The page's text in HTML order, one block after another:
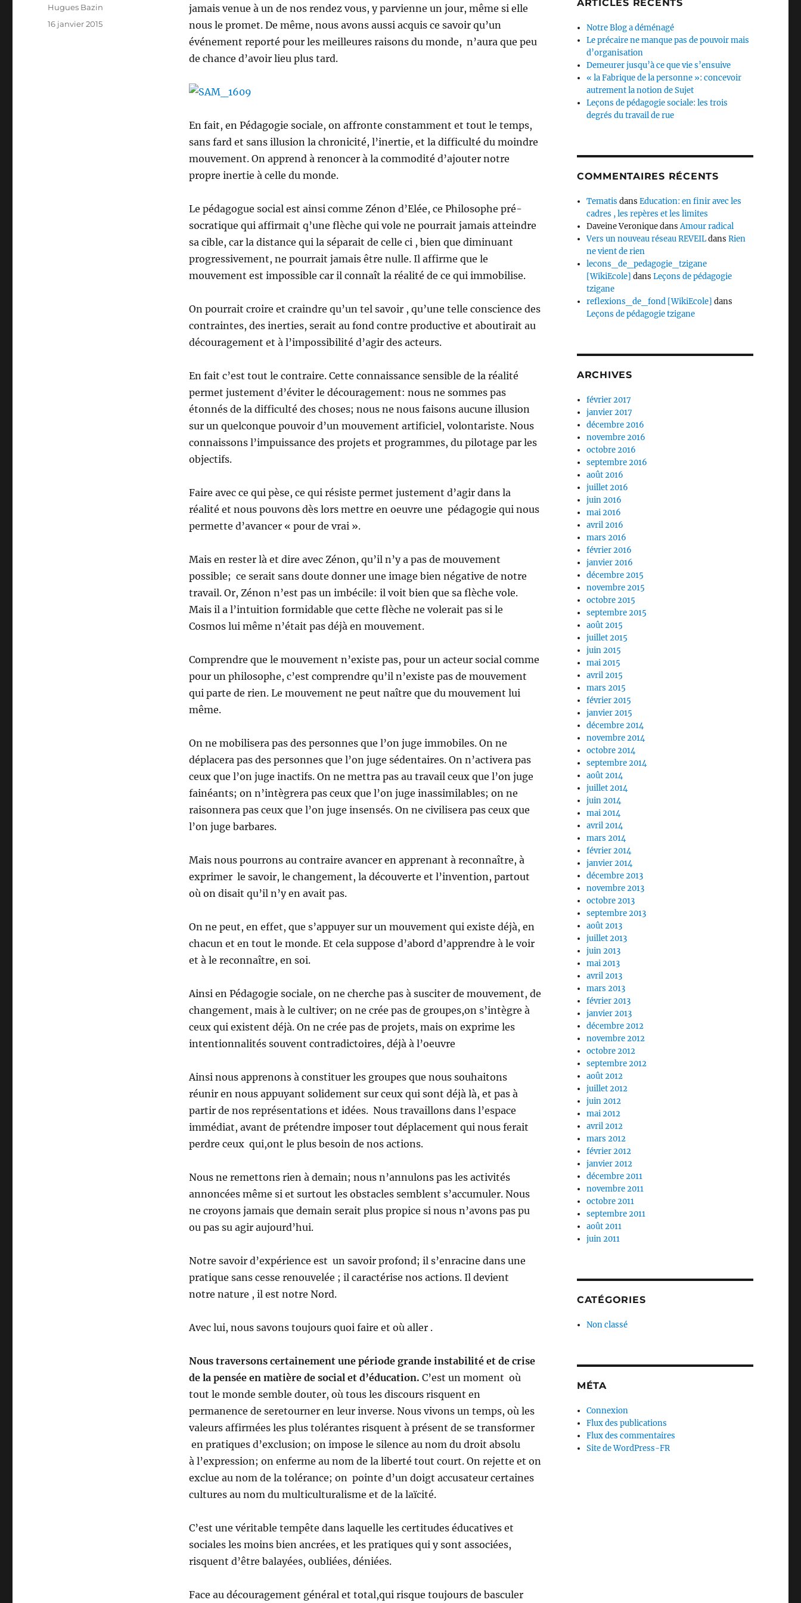
jamais venue à un de nos rendez vous, y parvienne un jour, même si elle
nous le promet. De même, nous avons aussi acquis ce savoir qu’un
événement reporté pour les meilleures raisons du monde, n’aura que peu
de chance d’avoir lieu plus tard.
En fait, en Pédagogie sociale, on affronte constamment et tout le temps,
sans fard et sans illusion la chronicité, l’inertie, et la difficulté du moindre
mouvement. On apprend à renoncer à la commodité d’ajouter notre
propre inertie à celle du monde.
Le pédagogue social est ainsi comme Zénon d’Elée, ce Philosophe pré-
socratique qui affirmait q’une flèche qui vole ne pourrait jamais atteindre
sa cible, car la distance qui la séparait de celle ci , bien que diminuant
progressivement, ne pourrait jamais être nulle. Il affirme que le
mouvement est impossible car il connaît la réalité de ce qui immobilise.
On pourrait croire et craindre qu’un tel savoir , qu’une telle conscience des
contraintes, des inerties, serait au fond contre productive et aboutirait au
découragement et à l’impossibilité d’agir des acteurs.
En fait c’est tout le contraire. Cette connaissance sensible de la réalité
permet justement d’éviter le découragement: nous ne sommes pas
étonnés de la difficulté des choses; nous ne nous faisons aucune illusion
sur un quelconque pouvoir d’un mouvement artificiel, volontariste. Nous
connaissons l’impuissance des projets et programmes, du pilotage par les
objectifs.
Faire avec ce qui pèse, ce qui résiste permet justement d’agir dans la
réalité et nous pouvons dès lors mettre en oeuvre une pédagogie qui nous
permette d’avancer « pour de vrai ».
Mais en rester là et dire avec Zénon, qu’il n’y a pas de mouvement
possible; ce serait sans doute donner une image bien négative de notre
travail. Or, Zénon n’est pas un imbécile: il voit bien que sa flèche vole.
Mais il a l’intuition formidable que cette flèche ne volerait pas si le
Cosmos lui même n’était pas déjà en mouvement.
Comprendre que le mouvement n’existe pas, pour un acteur social comme
pour un philosophe, c’est comprendre qu’il n’existe pas de mouvement
qui parte de rien. Le mouvement ne peut naître que du mouvement lui
même.
On ne mobilisera pas des personnes que l’on juge immobiles. On ne
déplacera pas des personnes que l’on juge sédentaires. On n’activera pas
ceux que l’on juge inactifs. On ne mettra pas au travail ceux que l’on juge
fainéants; on n’intègrera pas ceux que l’on juge inassimilables; on ne
raisonnera pas ceux que l’on juge insensés. On ne civilisera pas ceux que
l’on juge barbares.
Mais nous pourrons au contraire avancer en apprenant à reconnaître, à
exprimer le savoir, le changement, la découverte et l’invention, partout
où on disait qu’il n’y en avait pas.
On ne peut, en effet, que s’appuyer sur un mouvement qui existe déjà, en
chacun et en tout le monde. Et cela suppose d’abord d’apprendre à le voir
et à le reconnaître, en soi.
Ainsi en Pédagogie sociale, on ne cherche pas à susciter de mouvement, de
changement, mais à le cultiver; on ne crée pas de groupes,on s’intègre à
ceux qui existent déjà. On ne crée pas de projets, mais on exprime les
intentionnalités souvent contradictoires, déjà à l’oeuvre
Ainsi nous apprenons à constituer les groupes que nous souhaitons
réunir en nous appuyant solidement sur ceux qui sont déjà là, et pas à
partir de nos représentations et idées. Nous travaillons dans l’espace
immédiat, avant de prétendre imposer tout déplacement qui nous ferait
perdre ceux qui,ont le plus besoin de nos actions.
Nous ne remettons rien à demain; nous n’annulons pas les activités
annoncées même si et surtout les obstacles semblent s’accumuler. Nous
ne croyons jamais que demain serait plus propice si nous n’avons pas pu
ou pas su agir aujourd’hui.
Notre savoir d’expérience est un savoir profond; il s’enracine dans une
pratique sans cesse renouvelée ; il caractérise nos actions. Il devient
notre nature , il est notre Nord.
Avec lui, nous savons toujours quoi faire et où aller .
Nous traversons certainement une période grande instabilité et de crise
de la pensée en matière de social et d’éducation. C’est un moment où
tout le monde semble douter, où tous les discours risquent en
permanence de seretourner en leur inverse. Nous vivons un temps, où les
valeurs affirmées les plus tolérantes risquent à présent de se transformer
en pratiques d’exclusion; on impose le silence au nom du droit absolu
à l’expression; on enferme au nom de la liberté tout court. On rejette et on
exclue au nom de la tolérance; on pointe d’un doigt accusateur certaines
cultures au nom du multiculturalisme et de la laïcité.
C’est une véritable tempête dans laquelle les certitudes éducatives et
sociales les moins bien ancrées, et les pratiques qui y sont associées,
risquent d’être balayées, oubliées, déniées.
Face au découragement général et total,qui risque toujours de basculer
Auteur
Hugues Bazin
Publié
16 janvier 2015
ARTICLES RÉCENTS
Notre Blog a déménagé
Le précaire ne manque pas de pouvoir mais
d’organisation
Demeurer jusqu’à ce que vie s’ensuive
« la Fabrique de la personne »: concevoir
autrement la notion de Sujet
Leçons de pédagogie sociale: les trois
degrés du travail de rue
COMMENTAIRES RÉCENTS
Tematis dansEducation: en finir avec les
cadres , les repères et les limites
Daveine VeroniquedansAmour radical
Vers un nouveau réseau REVEILdansRien
ne vient de rien
lecons_de_pedagogie_tzigane
[WikiEcole] dansLeçons de pédagogie
tzigane
reflexions_de_fond [WikiEcole] dans
Leçons de pédagogie tzigane
ARCHIVES
février 2017
janvier 2017
décembre 2016
novembre 2016
octobre 2016
septembre 2016
août 2016
juillet 2016
juin 2016
mai 2016
avril 2016
mars 2016
février 2016
janvier 2016
décembre 2015
novembre 2015
octobre 2015
septembre 2015
août 2015
juillet 2015
juin 2015
mai 2015
avril 2015
mars 2015
février 2015
janvier 2015
décembre 2014
novembre 2014
octobre 2014
septembre 2014
août 2014
juillet 2014
juin 2014
mai 2014
avril 2014
mars 2014
février 2014
janvier 2014
décembre 2013
novembre 2013
octobre 2013
septembre 2013
août 2013
juillet 2013
juin 2013
mai 2013
avril 2013
mars 2013
février 2013
janvier 2013
décembre 2012
novembre 2012
octobre 2012
septembre 2012
août 2012
juillet 2012
juin 2012
mai 2012
avril 2012
mars 2012
février 2012
janvier 2012
décembre 2011
novembre 2011
octobre 2011
septembre 2011
août 2011
juin 2011
CATÉGORIES
Non classé
MÉTA
Connexion
Flux des publications
Flux des commentaires
Site de WordPress-FR